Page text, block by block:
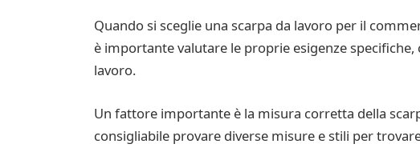
Quando si sceglie una scarpa da lavoro per il
è importante valutare le proprie esigenze
lavoro.
Un fattore importante è la misura corretta della
consigliabile provare diverse misure e stili per